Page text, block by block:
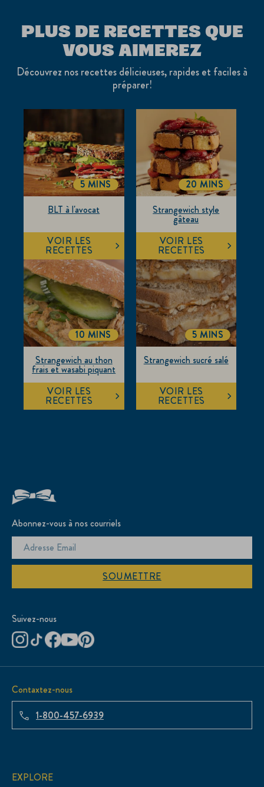
PLUS DE RECETTES QUE
VOUS AIMEREZ
Découvrez nos recettes délicieuses, rapides et faciles à
préparer!
BLT à l'avocat
TOTALTIME
5 MINS
VOIR LES
RECETTES
Strangewich style
gâteau
TOTALTIME
20 MINS
VOIR LES
RECETTES
Strangewich au thon
frais et wasabi piquant
TOTALTIME
10 MINS
VOIR LES
RECETTES
Strangewich sucré salé
TOTALTIME
5 MINS
VOIR LES
RECETTES
Abonnez-vous à nos courriels
SOUMETTRE
Suivez-nous
Contaxtez-nous
1-800-457-6939
EXPLORE